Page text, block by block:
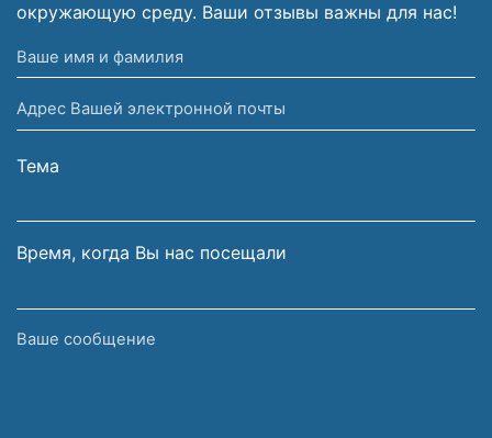
окружающую среду. Ваши отзывы важны для нас!
Ваше
имя
и
фамилия
Адрес
Вашей
электронной
Тема
Время, когда Вы нас посещали
Ваше